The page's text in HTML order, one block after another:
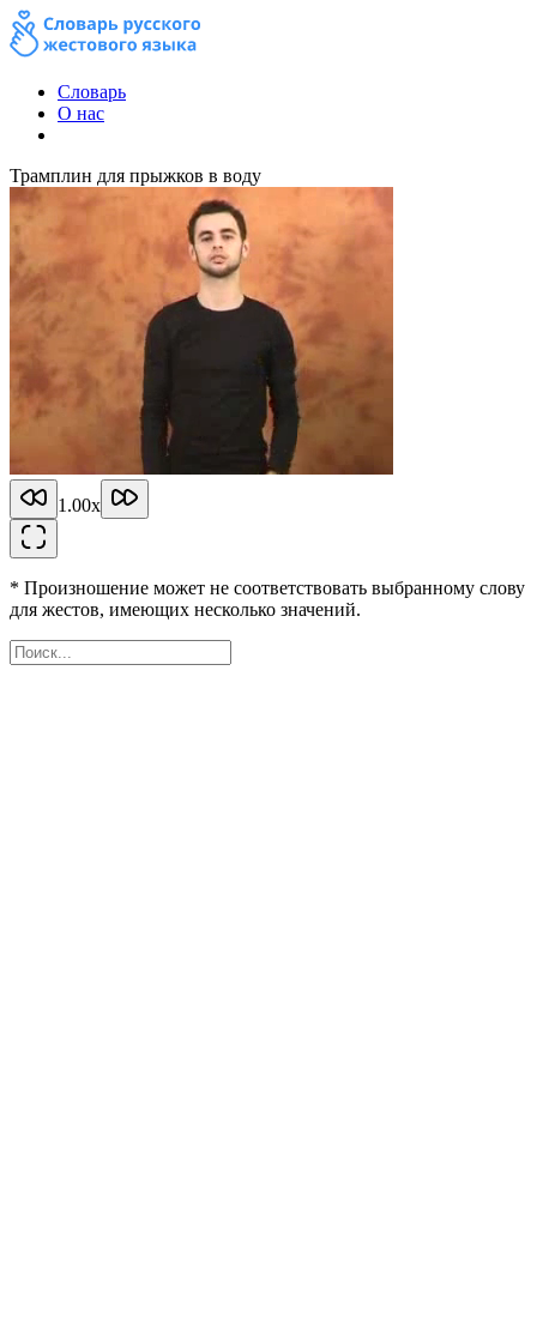
Словарь
О нас
Трамплин для прыжков в воду
1.00x
* Произношение может не соответствовать выбранному слову
для жестов, имеющих несколько значений.